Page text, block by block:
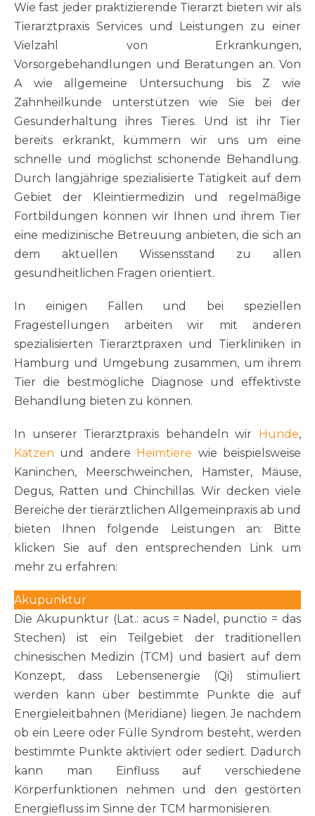
Wie fast jeder praktizierende Tierarzt bieten wir als
Tierarztpraxis Services und Leistungen zu einer
Vielzahl von Erkrankungen,
Vorsorgebehandlungen und Beratungen an. Von
A wie allgemeine Untersuchung bis Z wie
Zahnheilkunde unterstützen wie Sie bei der
Gesunderhaltung ihres Tieres. Und ist ihr Tier
bereits erkrankt, kümmern wir uns um eine
schnelle und möglichst schonende Behandlung.
Durch langjährige spezialisierte Tätigkeit auf dem
Gebiet der Kleintiermedizin und regelmäßige
Fortbildungen können wir Ihnen und ihrem Tier
eine medizinische Betreuung anbieten, die sich an
dem aktuellen Wissensstand zu allen
gesundheitlichen Fragen orientiert.
In einigen Fällen und bei speziellen
Fragestellungen arbeiten wir mit anderen
spezialisierten Tierarztpraxen und Tierkliniken in
Hamburg und Umgebung zusammen, um ihrem
Tier die bestmögliche Diagnose und effektivste
Behandlung bieten zu können.
In unserer Tierarztpraxis behandeln wir Hunde,
Katzen und andere Heimtiere wie beispielsweise
Kaninchen, Meerschweinchen, Hamster, Mäuse,
Degus, Ratten und Chinchillas. Wir decken viele
Bereiche der tierärztlichen Allgemeinpraxis ab und
bieten Ihnen folgende Leistungen an: Bitte
klicken Sie auf den entsprechenden Link um
mehr zu erfahren:
Akupunktur
Die Akupunktur (Lat.: acus = Nadel, punctio = das
Stechen) ist ein Teilgebiet der traditionellen
chinesischen Medizin (TCM) und basiert auf dem
Konzept, dass Lebensenergie (Qi) stimuliert
werden kann über bestimmte Punkte die auf
Energieleitbahnen (Meridiane) liegen. Je nachdem
ob ein Leere oder Fülle Syndrom besteht, werden
bestimmte Punkte aktiviert oder sediert. Dadurch
kann man Einfluss auf verschiedene
Körperfunktionen nehmen und den gestörten
Energiefluss im Sinne der TCM harmonisieren.